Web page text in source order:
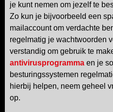
je kunt nemen om jezelf te
Zo kun je bijvoorbeeld een
mailaccount om verdachte
regelmatig je wachtwoorden
verstandig om gebruik te
antivirusprogramma en je
besturingssystemen
hierbij helpen, neem geheel
op.